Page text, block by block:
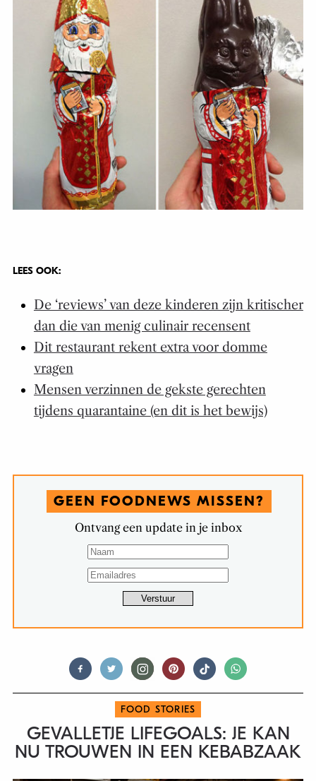
Dit restaurant rekent extra voor domme
vragen
Mensen verzinnen de gekste gerechten
tijdens quarantaine (en dit is het bewijs)
FOOD STORIES
GEVALLETJE LIFEGOALS: JE KAN
NU TROUWEN IN EEN KEBABZAAK